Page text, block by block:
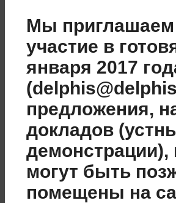
Мы приглашаем
участие в
января 2017
предложения,
докладов
могут быть
помещены на